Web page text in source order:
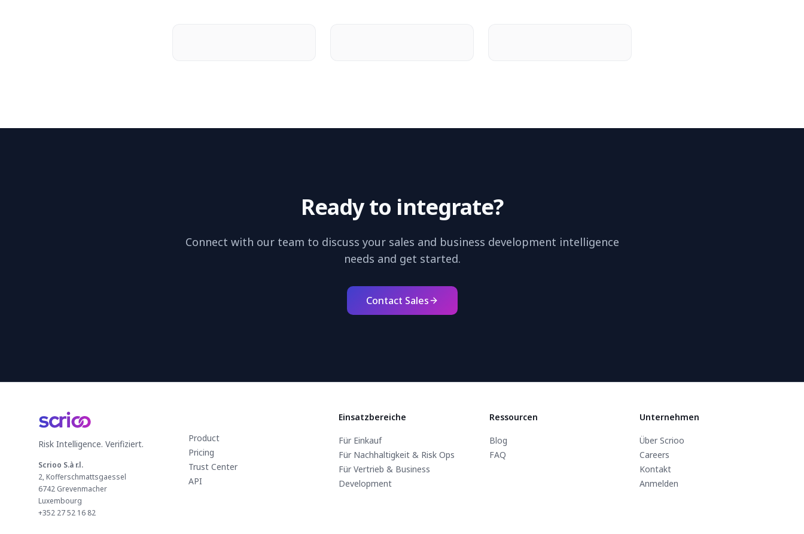
Ready to integrate?
Connect with our team to discuss your sales and business development intelligence
needs and get started.
Contact Sales
Risk Intelligence. Verifiziert.
Scrioo S.à r.l.
2, Kofferschmattsgaessel
6742 Grevenmacher
Luxembourg
+352 27 52 16 82
Product
Pricing
Trust Center
API
Einsatzbereiche
Für Einkauf
Für Nachhaltigkeit & Risk Ops
Für Vertrieb & Business
Development
Ressourcen
Blog
FAQ
Unternehmen
Über Scrioo
Careers
Kontakt
Anmelden